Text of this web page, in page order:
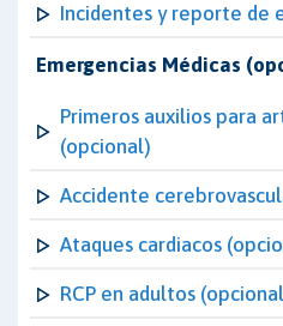
Incidentes y reporte de
Emergencias Médicas
Primeros auxilios para
(opcional)
Accidente
Ataques cardiacos
RCP en adultos